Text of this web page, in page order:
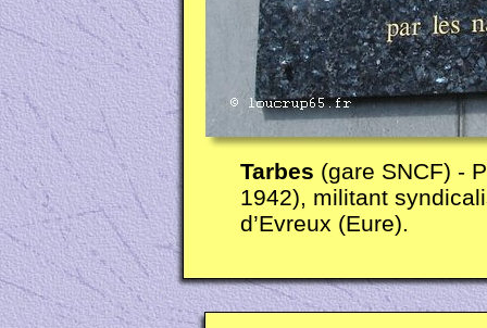
Tarbes (gare SNCF) -
1942), militant
d’Evreux (Eure).